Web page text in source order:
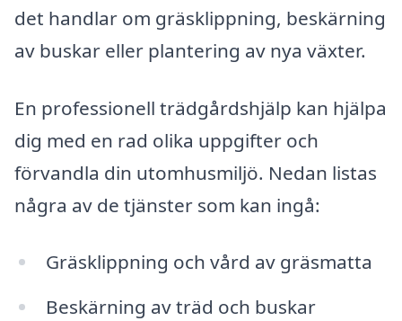
det handlar om gräsklippning, beskärning
av buskar eller plantering av nya växter.
En professionell trädgårdshjälp kan hjälpa
dig med en rad olika uppgifter och
förvandla din utomhusmiljö. Nedan listas
några av de tjänster som kan ingå:
Gräsklippning och vård av gräsmatta
Beskärning av träd och buskar